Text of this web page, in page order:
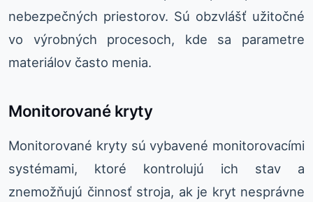
nebezpečných priestorov. Sú obzvlášť užitočné
vo výrobných procesoch, kde sa parametre
materiálov často menia.
Monitorované kryty
Monitorované kryty sú vybavené monitorovacími
systémami, ktoré kontrolujú ich stav a
znemožňujú činnosť stroja, ak je kryt nesprávne